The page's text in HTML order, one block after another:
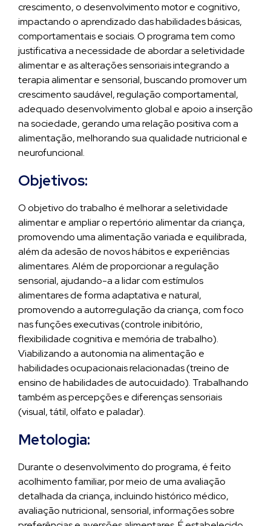
crescimento, o desenvolvimento motor e cognitivo,
impactando o aprendizado das habilidades básicas,
comportamentais e sociais. O programa tem como
justificativa a necessidade de abordar a seletividade
alimentar e as alterações sensoriais integrando a
terapia alimentar e sensorial, buscando promover um
crescimento saudável, regulação comportamental,
adequado desenvolvimento global e apoio a inserção
na sociedade, gerando uma relação positiva com a
alimentação, melhorando sua qualidade nutricional e
neurofuncional.
Objetivos:
O objetivo do trabalho é melhorar a seletividade
alimentar e ampliar o repertório alimentar da criança,
promovendo uma alimentação variada e equilibrada,
além da adesão de novos hábitos e experiências
alimentares. Além de proporcionar a regulação
sensorial, ajudando-a a lidar com estímulos
alimentares de forma adaptativa e natural,
promovendo a autorregulação da criança, com foco
nas funções executivas (controle inibitório,
flexibilidade cognitiva e memória de trabalho).
Viabilizando a autonomia na alimentação e
habilidades ocupacionais relacionadas (treino de
ensino de habilidades de autocuidado). Trabalhando
também as percepções e diferenças sensoriais
(visual, tátil, olfato e paladar).
Metologia:
Durante o desenvolvimento do programa, é feito
acolhimento familiar, por meio de uma avaliação
detalhada da criança, incluindo histórico médico,
avaliação nutricional, sensorial, informações sobre